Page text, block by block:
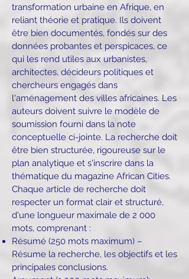
transformation urbaine en Afrique, en
reliant théorie et pratique. Ils doivent
être bien documentés, fondés sur des
données probantes et perspicaces, ce
qui les rend utiles aux urbanistes,
architectes, décideurs politiques et
chercheurs engagés dans
l'aménagement des villes africaines. Les
auteurs doivent suivre le modèle de
soumission fourni dans la note
conceptuelle ci-jointe. La recherche doit
être bien structurée, rigoureuse sur le
plan analytique et s'inscrire dans la
thématique du magazine African Cities.
Chaque article de recherche doit
respecter un format clair et structuré,
d'une longueur maximale de 2 000
mots, comprenant :
Résumé (250 mots maximum) –
Résume la recherche, les objectifs et les
principales conclusions.